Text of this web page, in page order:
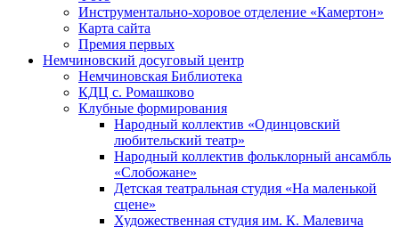
Инструментально-хоровое отделение «Камертон»
Карта сайта
Премия первых
Немчиновский досуговый центр
Немчиновская Библиотека
КДЦ с. Ромашково
Клубные формирования
Народный коллектив «Одинцовский
любительский театр»
Народный коллектив фольклорный ансамбль
«Слобожане»
Детская театральная студия «На маленькой
сцене»
Художественная студия им. К. Малевича